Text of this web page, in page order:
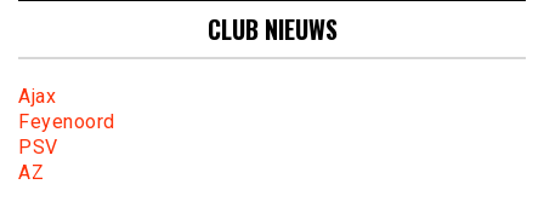
CLUB NIEUWS
Ajax
Feyenoord
PSV
AZ